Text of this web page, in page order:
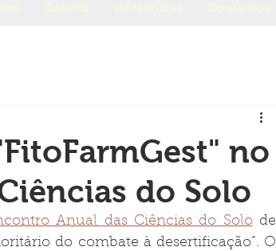
no
do Solo
Anual das Ciências do Solo de
do combate à desertificação”. O